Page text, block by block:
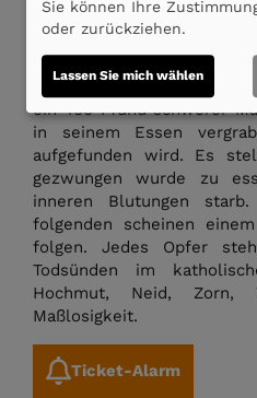
erst zusammen mit
gezogen ist. Gleich an
Mills mit der Ermittlung
grausamen Mordserie
ein 400 Pfund schwerer
in seinem Essen
aufgefunden wird. Es
gezwungen wurde zu
inneren Blutungen
folgenden scheinen
folgen. Jedes Opfer
Todsünden im
Hochmut, Neid, Zorn,
Maßlosigkeit.
Ticket-Alarm
Sie können Ihre
oder zurückziehen.
Lassen Sie mich wählen